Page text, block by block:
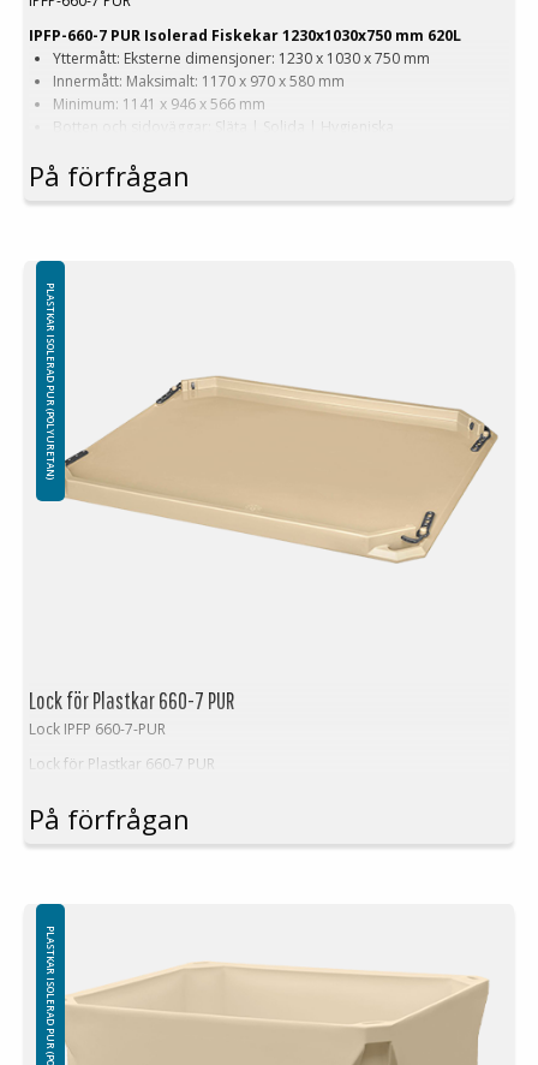
IPFP-660-7 PUR Isolerad Fiskekar 1230x1030x750 mm 620L
Yttermått: Eksterne dimensjoner: 1230 x 1030 x 750 mm
Innermått: Maksimalt: 1170 x 970 x 580 mm
Minimum: 1141 x 946 x 566 mm
Botten och sidoväggar: Släta | Solida | Hygieniska
Version: Med bred gafeltruckpassage
Färg: Beige | Blå
Utrustat med: 4 dräneringshål med stoppare
Material: Virgin PE-1A
Isolering: PUR (Polyuretan-skum)
Logistik: 4st/pallplats (123x103x240cm)
Minsta beställning: 8st
Observera!
Infrysning – användning av behållare i frys:
Det rekommenderas inte att använda isolerade behållare för att frysa
in innehållet, eftersom detta kan orsaka strukturella skador. Det är
förbjudet att kasta frysta varor i isolerade behållare. Skador som
orsakas av vassa kanter och/eller vikten av frysta föremål omfattas
På förfrågan
Lock för Plastkar 660-7 PUR
Lock IPFP 660-7-PUR
Lock för Plastkar 660-7 PUR
PLASTKAR ISOLERAD PUR (POLYURETAN)
På förfrågan
PLASTKAR ISOLERAD PUR (POLYURETAN)